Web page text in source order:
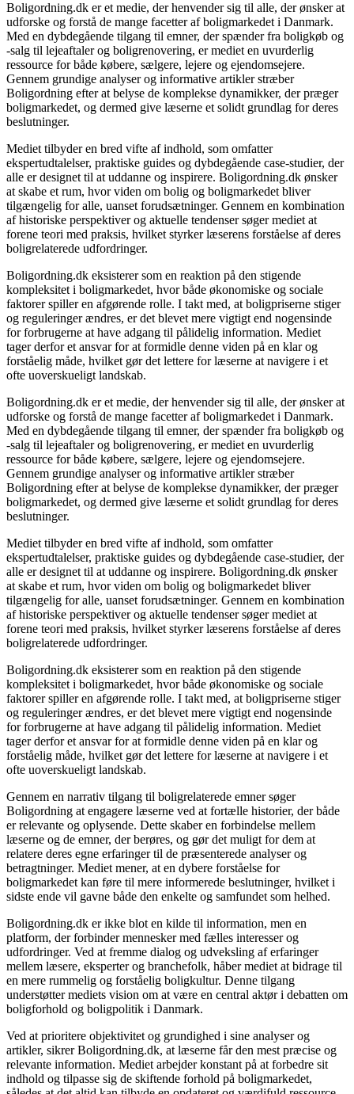
Boligordning.dk er et medie, der henvender sig til alle, der ønsker at
udforske og forstå de mange facetter af boligmarkedet i Danmark.
Med en dybdegående tilgang til emner, der spænder fra boligkøb og
-salg til lejeaftaler og boligrenovering, er mediet en uvurderlig
ressource for både købere, sælgere, lejere og ejendomsejere.
Gennem grundige analyser og informative artikler stræber
Boligordning efter at belyse de komplekse dynamikker, der præger
boligmarkedet, og dermed give læserne et solidt grundlag for deres
beslutninger.
Mediet tilbyder en bred vifte af indhold, som omfatter
ekspertudtalelser, praktiske guides og dybdegående case-studier, der
alle er designet til at uddanne og inspirere. Boligordning.dk ønsker
at skabe et rum, hvor viden om bolig og boligmarkedet bliver
tilgængelig for alle, uanset forudsætninger. Gennem en kombination
af historiske perspektiver og aktuelle tendenser søger mediet at
forene teori med praksis, hvilket styrker læserens forståelse af deres
boligrelaterede udfordringer.
Boligordning.dk eksisterer som en reaktion på den stigende
kompleksitet i boligmarkedet, hvor både økonomiske og sociale
faktorer spiller en afgørende rolle. I takt med, at boligpriserne stiger
og reguleringer ændres, er det blevet mere vigtigt end nogensinde
for forbrugerne at have adgang til pålidelig information. Mediet
tager derfor et ansvar for at formidle denne viden på en klar og
forståelig måde, hvilket gør det lettere for læserne at navigere i et
ofte uoverskueligt landskab.
Boligordning.dk er et medie, der henvender sig til alle, der ønsker at
udforske og forstå de mange facetter af boligmarkedet i Danmark.
Med en dybdegående tilgang til emner, der spænder fra boligkøb og
-salg til lejeaftaler og boligrenovering, er mediet en uvurderlig
ressource for både købere, sælgere, lejere og ejendomsejere.
Gennem grundige analyser og informative artikler stræber
Boligordning efter at belyse de komplekse dynamikker, der præger
boligmarkedet, og dermed give læserne et solidt grundlag for deres
beslutninger.
Mediet tilbyder en bred vifte af indhold, som omfatter
ekspertudtalelser, praktiske guides og dybdegående case-studier, der
alle er designet til at uddanne og inspirere. Boligordning.dk ønsker
at skabe et rum, hvor viden om bolig og boligmarkedet bliver
tilgængelig for alle, uanset forudsætninger. Gennem en kombination
af historiske perspektiver og aktuelle tendenser søger mediet at
forene teori med praksis, hvilket styrker læserens forståelse af deres
boligrelaterede udfordringer.
Boligordning.dk eksisterer som en reaktion på den stigende
kompleksitet i boligmarkedet, hvor både økonomiske og sociale
faktorer spiller en afgørende rolle. I takt med, at boligpriserne stiger
og reguleringer ændres, er det blevet mere vigtigt end nogensinde
for forbrugerne at have adgang til pålidelig information. Mediet
tager derfor et ansvar for at formidle denne viden på en klar og
forståelig måde, hvilket gør det lettere for læserne at navigere i et
ofte uoverskueligt landskab.
Gennem en narrativ tilgang til boligrelaterede emner søger
Boligordning at engagere læserne ved at fortælle historier, der både
er relevante og oplysende. Dette skaber en forbindelse mellem
læserne og de emner, der berøres, og gør det muligt for dem at
relatere deres egne erfaringer til de præsenterede analyser og
betragtninger. Mediet mener, at en dybere forståelse for
boligmarkedet kan føre til mere informerede beslutninger, hvilket i
sidste ende vil gavne både den enkelte og samfundet som helhed.
Boligordning.dk er ikke blot en kilde til information, men en
platform, der forbinder mennesker med fælles interesser og
udfordringer. Ved at fremme dialog og udveksling af erfaringer
mellem læsere, eksperter og branchefolk, håber mediet at bidrage til
en mere rummelig og forståelig boligkultur. Denne tilgang
understøtter mediets vision om at være en central aktør i debatten om
boligforhold og boligpolitik i Danmark.
Ved at prioritere objektivitet og grundighed i sine analyser og
artikler, sikrer Boligordning.dk, at læserne får den mest præcise og
relevante information. Mediet arbejder konstant på at forbedre sit
indhold og tilpasse sig de skiftende forhold på boligmarkedet,